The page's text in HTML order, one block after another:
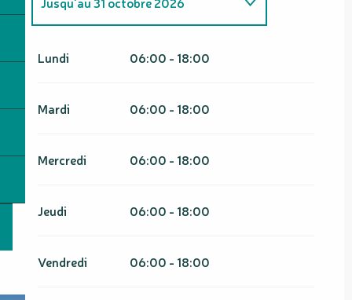
2027
Lundi 06:00 - 18:00
Mardi 06:00 - 18:00
Mercredi 06:00 - 18:00
Jeudi 06:00 - 18:00
Vendredi 06:00 - 18:00